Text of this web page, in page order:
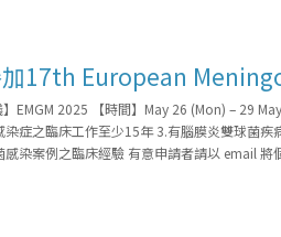
加17th European
】EMGM 2025 【時間】May 26 (Mon) – 29
染症之臨床工作至少15年 3.有腦膜炎雙球菌
感染案例之臨床經驗 有意申請者請以 email